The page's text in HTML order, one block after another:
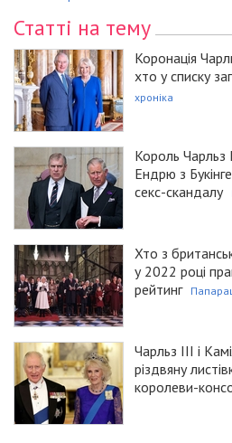
Статті на тему
Коронація
хто у списку
хроніка
Король Чарльз
Ендрю з
секс-скандалу
Хто з
у 2022 році
рейтинг
Чарльз III і
різдвяну
королеви-